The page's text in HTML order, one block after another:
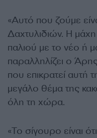
«Αυτό που ζούμε
Δαχτυλιδιών. Η
παλιού με το νέο ή
παραλληλίζει ο
που επικρατεί αυτή
μεγάλο θέμα της
όλη τη χώρα.
«Το σίγουρο είναι